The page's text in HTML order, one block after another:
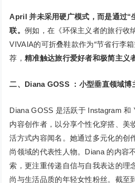
April 并未采用硬广模式，而是通过“
联。例如，在《环保主义者的旅行收
VIVAIA的可折叠鞋款作为“节省行李
荐，精准触达旅行爱好者和极简主义
二、Diana GOSS ：小型垂直领域博
Diana GOSS 是活跃于 Instagram 和
内容创作者，以分享个性化穿搭、美
活方式内容闻名。她通过多元化的创
尚领域的代表性人物。Diana 的内容
索，更注重传递自信与自我表达的理
尚与生活品质的年轻女性粉丝。截至